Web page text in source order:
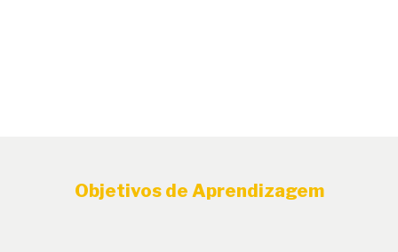
Objetivos de Aprendizagem